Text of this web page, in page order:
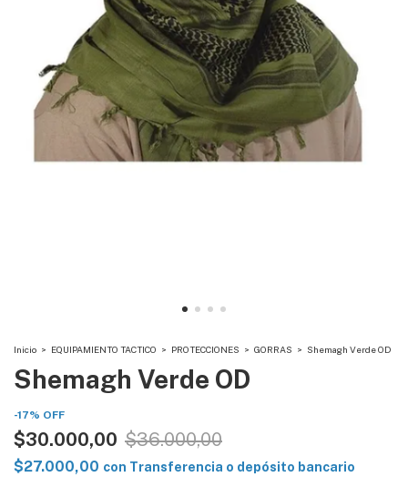
Inicio > EQUIPAMIENTO TACTICO > PROTECCIONES > GORRAS > Shemagh Verde OD
Shemagh Verde OD
-17% OFF
$30.000,00 $36.000,00
$27.000,00 con Transferencia o depósito bancario